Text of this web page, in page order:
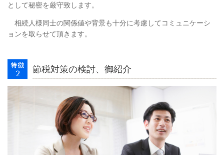
として秘密を厳守致します。
相続人様同士の関係値や背景も十分に考慮してコミュニケーシ
ョンを取らせて頂きます。
節税対策の検討、御紹介